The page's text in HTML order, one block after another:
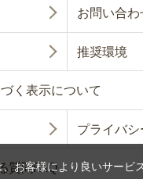
お問い合わ
推奨環境
く表示について
プライバ
質問FAQ
お客様により良いサービ